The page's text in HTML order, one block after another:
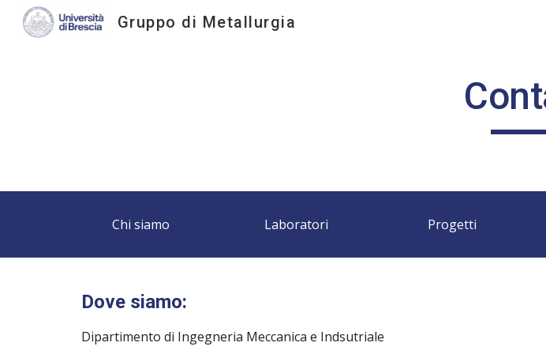
Gruppo di Metallurgia
Chi siamo Laboratori Progetti
Dove siamo:
Dipartimento di Ingegneria Meccanica e Indsutriale